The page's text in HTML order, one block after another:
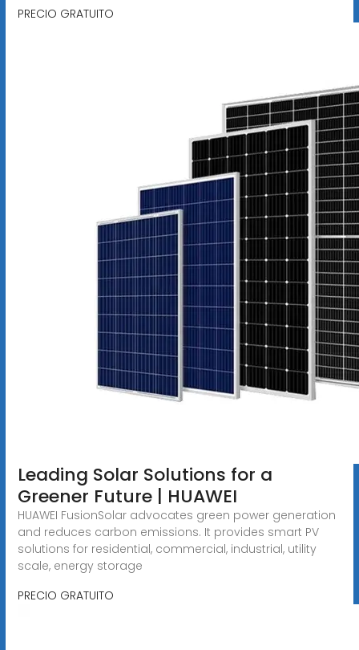
PRECIO GRATUITO
Leading Solar Solutions for a
Greener Future | HUAWEI
HUAWEI FusionSolar advocates green power generation
and reduces carbon emissions. It provides smart PV
solutions for residential, commercial, industrial, utility
scale, energy storage
PRECIO GRATUITO